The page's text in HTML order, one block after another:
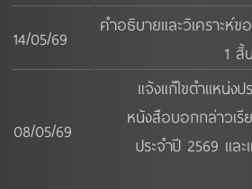
14/05/69
คำอธิบายและวิเคราะห์
1 สิ้
08/05/69
แจ้งแก้ไขตำแหน่ง
หนังสือบอกกล่าวเ
ประจำปี 2569 แล